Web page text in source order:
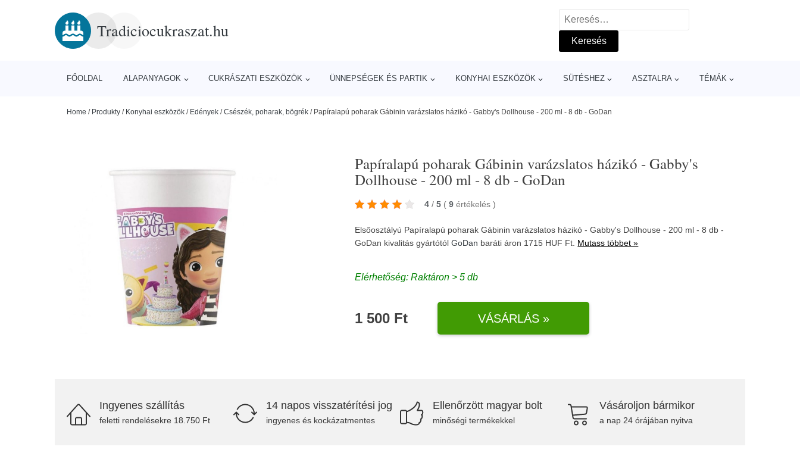
Tradiciocukraszat.hu
Keresés:
FŐOLDAL ALAPANYAGOK CUKRÁSZATI ESZKÖZÖK ÜNNEPSÉGEK ÉS PARTIK KONYHAI ESZKÖZÖK SÜTÉSHEZ ASZTALRA TÉMÁK
Home / Produkty / Konyhai eszközök / Edények /Csészék, poharak, bögrék / Papíralapú poharak Gábinin varázslatos házikó - Gabby's Dollhouse - 200 ml - 8 db - GoDan
Papíralapú poharak Gábinin varázslatos házikó - Gabby's
Dollhouse - 200 ml - 8 db - GoDan
4 / 5 ( 9 értékelés)
Elsőosztályú Papíralapú poharak Gábinin varázslatos házikó - Gabby's Dollhouse - 200 ml - 8 db -
GoDan kivalitás gyártótólGoDan baráti áron 1715 HUF Ft. Mutass többet »
Elérhetőség: Raktáron > 5 db
1 500 Ft VÁSÁRLÁS »
Ingyenes szállítás
feletti rendelésekre 18.750 Ft
14 napos visszatérítési jog
ingyenes és kockázatmentes
Ellenőrzött magyar bolt
minőségi termékekkel
Vásároljon bármikor
a nap 24 órájában nyitva